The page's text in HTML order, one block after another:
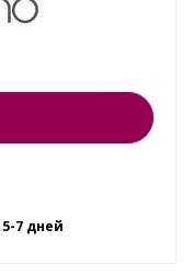
5-7 дней